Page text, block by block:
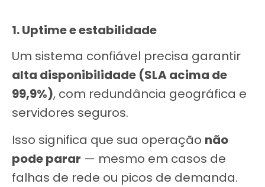
1. Uptime e estabilidade
Um sistema confiável precisa garantir
alta disponibilidade (SLA acima de
99,9%), com redundância geográfica e
servidores seguros.
Isso significa que sua operação não
pode parar — mesmo em casos de
falhas de rede ou picos de demanda.